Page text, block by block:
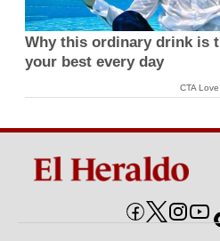
Why this ordinary drink is
your best every day
CTA Love